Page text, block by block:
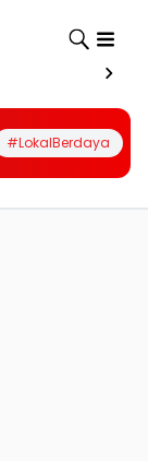
#LokalBerdaya